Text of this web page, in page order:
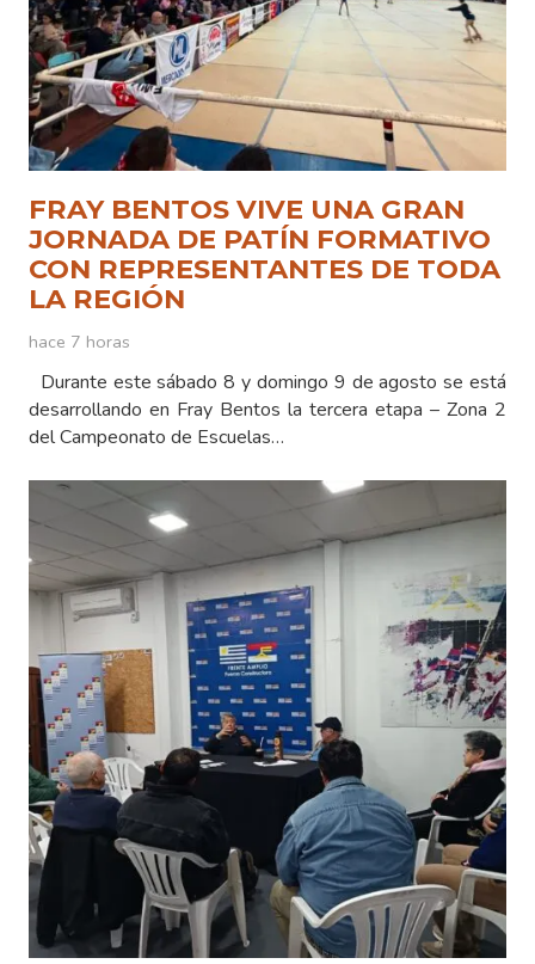
FRAY BENTOS VIVE UNA GRAN
JORNADA DE PATÍN FORMATIVO
CON REPRESENTANTES DE TODA
LA REGIÓN
hace 7 horas
Durante este sábado 8 y domingo 9 de agosto se está
desarrollando en Fray Bentos la tercera etapa – Zona 2
del Campeonato de Escuelas…